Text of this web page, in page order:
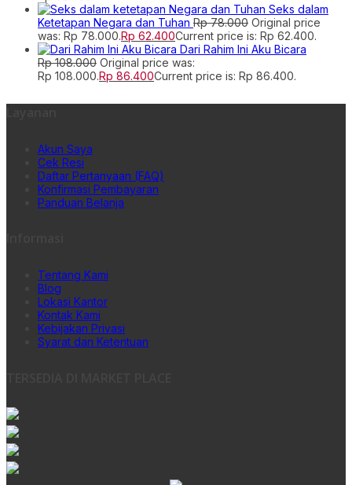
Seks dalam
Ketetapan Negara dan Tuhan Rp78.000 Original price
was: Rp 78.000.Rp 62.400Current price is: Rp 62.400.
Dari Rahim Ini Aku Bicara
Rp108.000 Original price was:
Rp 108.000.Rp 86.400Current price is: Rp 86.400.
Akun Saya
Cek Resi
Daftar Pertanyaan (FAQ)
Konfirmasi Pembayaran
Panduan Belanja
Tentang Kami
Blog
Lokasi Kantor
Kontak Kami
Kebijakan Privasi
Syarat dan Ketentuan